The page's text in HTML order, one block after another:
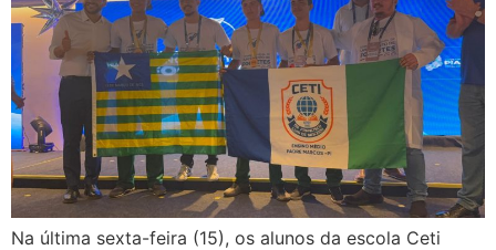
Na última sexta-feira (15), os alunos da escola Ceti